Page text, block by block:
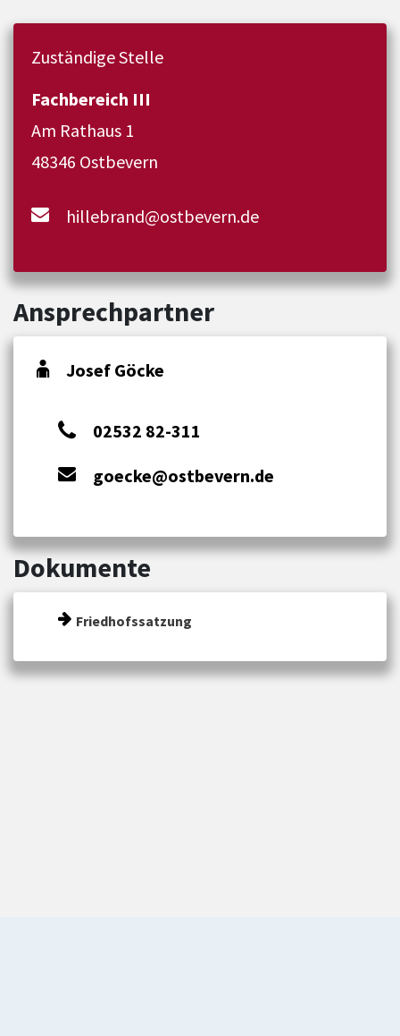
Zuständige Stelle
Fachbereich III
Am Rathaus 1
48346 Ostbevern
hillebrand@ostbevern.de
Ansprechpartner
Josef Göcke
02532 82-311
goecke@ostbevern.de
Dokumente
Friedhofssatzung